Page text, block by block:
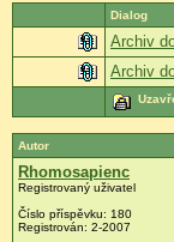
Dialog
Archiv
Archiv
Autor
Rhomosapienc
Registrovaný uživatel
Číslo příspěvku: 180
Registrován: 2-2007